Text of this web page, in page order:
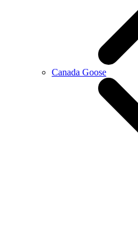
Canada Goose